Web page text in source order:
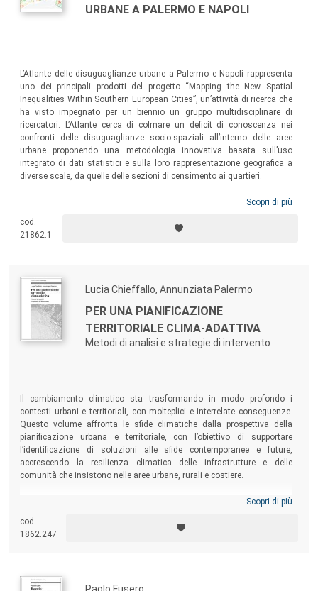
URBANE A PALERMO E NAPOLI
L’Atlante delle disuguaglianze urbane a Palermo e Napoli rappresenta
uno dei principali prodotti del progetto “Mapping the New Spatial
Inequalities Within Southern European Cities”, un’attività di ricerca che
ha visto impegnato per un biennio un gruppo multidisciplinare di
ricercatori. L’Atlante cerca di colmare un deficit di conoscenza nei
confronti delle disuguaglianze socio-spaziali all’interno delle aree
urbane proponendo una metodologia innovativa basata sull’uso
integrato di dati statistici e sulla loro rappresentazione geografica a
diverse scale, da quelle delle sezioni di censimento ai quartieri.
Scopri di più
cod.
21862.1
Lucia Chieffallo, Annunziata Palermo
PER UNA PIANIFICAZIONE
TERRITORIALE CLIMA-ADATTIVA
Metodi di analisi e strategie di intervento
Il cambiamento climatico sta trasformando in modo profondo i
contesti urbani e territoriali, con molteplici e interrelate conseguenze.
Questo volume affronta le sfide climatiche dalla prospettiva della
pianificazione urbana e territoriale, con l’obiettivo di supportare
l’identificazione di soluzioni alle sfide contemporanee e future,
accrescendo la resilienza climatica delle infrastrutture e delle
comunità che insistono nelle aree urbane, rurali e costiere.
Scopri di più
cod.
1862.247